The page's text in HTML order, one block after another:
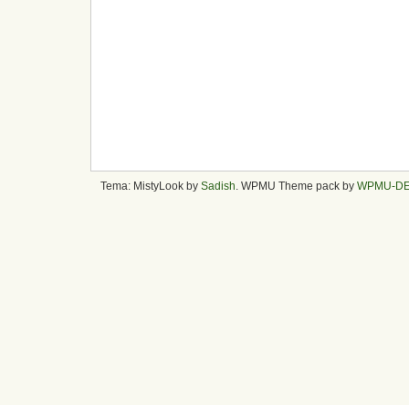
Tema: MistyLook by Sadish . WPMU Theme pack by WPMU-